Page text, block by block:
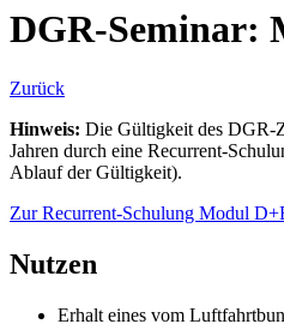
DGR-Seminar:
Zurück
Hinweis: Die Gültigkeit des DGR-
Jahren durch eine Recurrent-
Ablauf der Gültigkeit).
Zur Recurrent-Schulung Modul
Nutzen
Erhalt eines vom